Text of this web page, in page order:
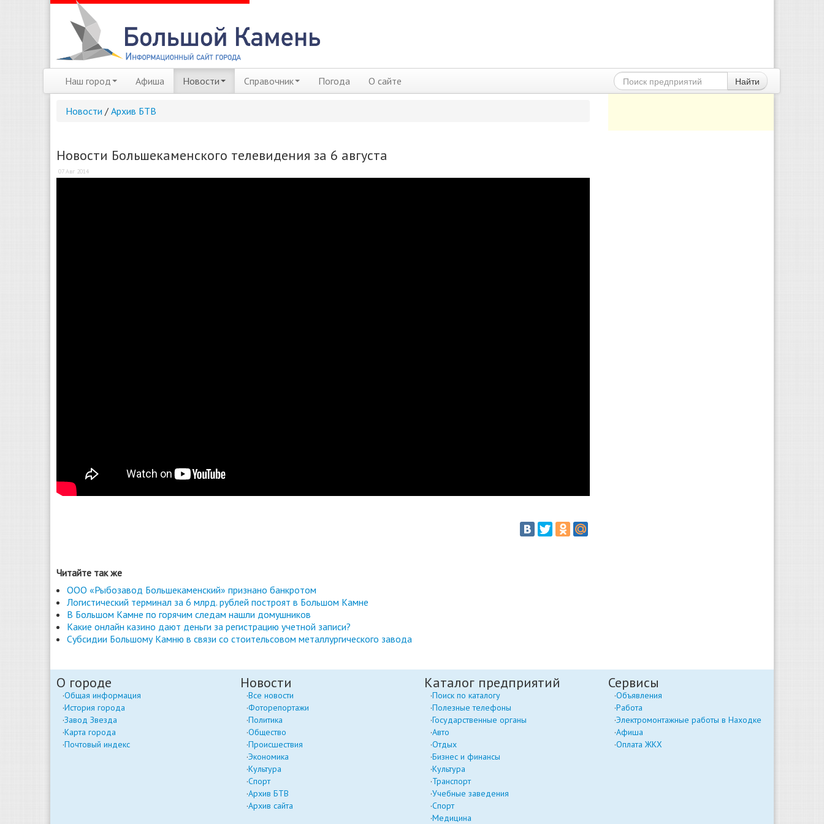
Наш город Афиша Новости Справочник Погода О сайте Найти
Новости / Архив БТВ
Новости Большекаменского телевидения за 6 августа
07 Авг 2014
Читайте так же
ООО «Рыбозавод Большекаменский» признано банкротом
Логистический терминал за 6 млрд. рублей построят в Большом Камне
В Большом Камне по горячим следам нашли домушников
Какие онлайн казино дают деньги за регистрацию учетной записи?
Субсидии Большому Камню в связи со стоительсовом металлургического завода
О городе
Общая информация
История города
Завод Звезда
Карта города
Почтовый индекс
Новости
Все новости
Фоторепортажи
Политика
Общество
Происшествия
Экономика
Культура
Спорт
Архив БТВ
Архив сайта
Каталог предприятий
Поиск по каталогу
Полезные телефоны
Государственные органы
Авто
Отдых
Бизнес и финансы
Культура
Транспорт
Учебные заведения
Спорт
Медицина
Сервисы
Объявления
Работа
Электромонтажные работы в Находке
Афиша
Оплата ЖКХ